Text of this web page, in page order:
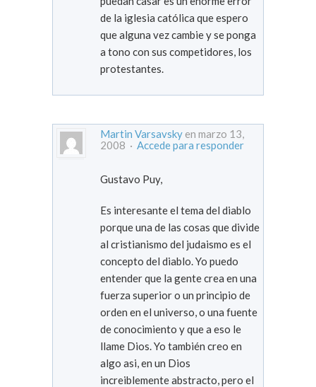
de la iglesia católica que espero
que alguna vez cambie y se ponga
a tono con sus competidores, los
protestantes.
Martin Varsavsky en marzo 13,
2008 · Accede para responder
Gustavo Puy,
Es interesante el tema del diablo
porque una de las cosas que divide
al cristianismo del judaismo es el
concepto del diablo. Yo puedo
entender que la gente crea en una
fuerza superior o un principio de
orden en el universo, o una fuente
de conocimiento y que a eso le
llame Dios. Yo también creo en
algo asi, en un Dios
increiblemente abstracto, pero el